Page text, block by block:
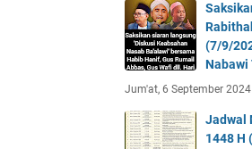
(7/9/
Nabawi
Jum'at, 6 September
Jadwal
1448 H